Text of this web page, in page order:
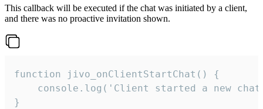
This callback will be executed if the chat was initiated by a client,
and there was no proactive invitation shown.
function jivo_onClientStartChat() {
console.log('Client started a new
}